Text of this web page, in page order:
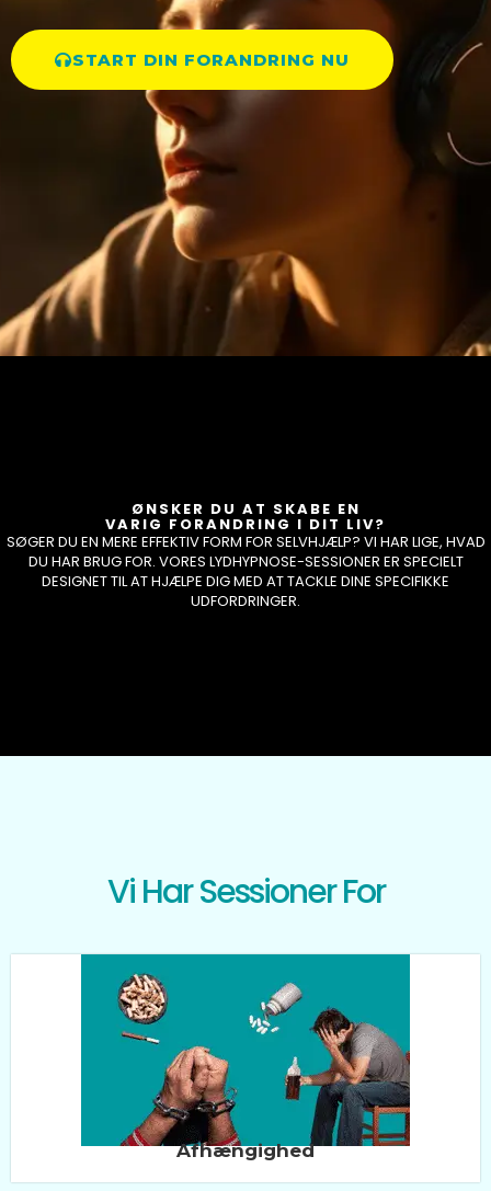
START DIN FORANDRING NU
ØNSKER DU AT SKABE EN
VARIG FORANDRING I DIT LIV?
SØGER DU EN MERE EFFEKTIV FORM FOR SELVHJÆLP? VI HAR LIGE, HVAD
DU HAR BRUG FOR. VORES LYDHYPNOSE-SESSIONER ER SPECIELT
DESIGNET TIL AT HJÆLPE DIG MED AT TACKLE DINE SPECIFIKKE
UDFORDRINGER.
Vi Har Sessioner For
Afhængighed